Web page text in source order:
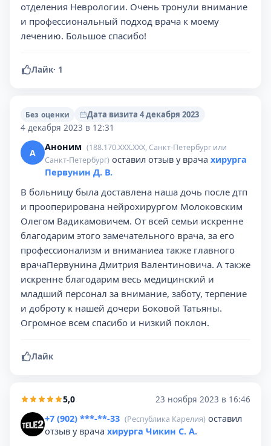
отделения Неврологии. Очень тронули внимание
и профессиональный подход врача к моему
лечению. Большое спасибо!
Лайк· 1
Без оценки
Дата визита 4 декабря 2023
4 декабря 2023 в 12:31
А Аноним (188.170.XXX.XXX, Санкт-Петербург или
Санкт-Петербург) оставил отзыв у врача хирурга
Первунин Д. В.
В больницу была доставлена наша дочь после дтп
и прооперирована нейрохирургом Молоковским
Олегом Вадикамовичем. От всей семьи искренне
благодарим этого замечательного врача, за его
профессионализм и вниманиеа также главного
врачаПервунина Дмитрия Валентиновича. А также
искренне благодарим весь медицинский и
младший персонал за внимание, заботу, терпение
и доброту к нашей дочери Боковой Татьяны.
Огромное всем спасибо и низкий поклон.
Лайк
5,0 23 ноября 2023 в 16:46
+7 (902) ***-**-33 (Республика Карелия) оставил
отзыв у врача хирурга Чикин С. А.